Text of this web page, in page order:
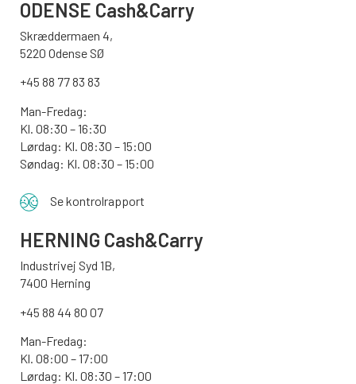
ODENSE Cash&Carry
Skræddermaen 4,
5220 Odense SØ
+45 88 77 83 83
Man-Fredag:
Kl. 08:30 – 16:30
Lørdag: Kl. 08:30 – 15:00
Søndag: Kl. 08:30 – 15:00
Se kontrolrapport
HERNING Cash&Carry
Industrivej Syd 1B,
7400 Herning
+45 88 44 80 07
Man-Fredag:
Kl. 08:00 – 17:00
Lørdag: Kl. 08:30 – 17:00